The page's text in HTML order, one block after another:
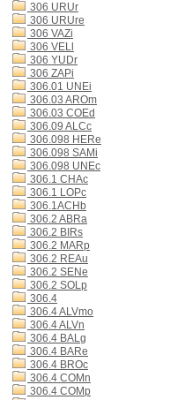
306 URUr
306 URUre
306 VAZi
306 VELl
306 YUDr
306 ZAPi
306.01 UNEi
306.03 AROm
306.03 COEd
306.09 ALCc
306.098 HERe
306.098 SAMi
306.098 UNEc
306.1 CHAc
306.1 LOPc
306.1ACHb
306.2 ABRa
306.2 BIRs
306.2 MARp
306.2 REAu
306.2 SENe
306.2 SOLp
306.4
306.4 ALVmo
306.4 ALVn
306.4 BALg
306.4 BARe
306.4 BROc
306.4 COMn
306.4 COMp